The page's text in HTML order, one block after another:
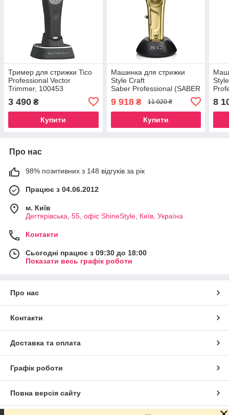
Тример для стрижки Tico
Professional Vector
Trimmer, 100453
3 490 ₴
Купити
Машинка для стрижки
Style Craft
Saber Professional (SABER
9 918₴ 11 020 ₴
Купити
8
Про нас
98% позитивних з 148 відгуків за рік
Працює з 04.06.2012
м. Київ
Дегтярівська, 55, офіc ShineStyle, Київ, Україна
Контакти
Сьогодні працює з 09:30 до 18:00
Показати весь графік роботи
Про нас
Контакти
Доставка та оплата
Графік роботи
Повна версія сайту